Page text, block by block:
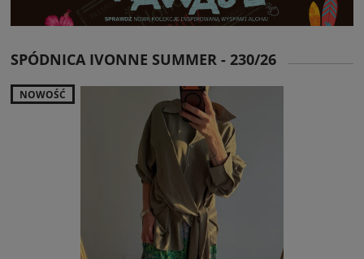
SPÓDNICA IVONNE SUMMER - 230/26
NOWOŚĆ